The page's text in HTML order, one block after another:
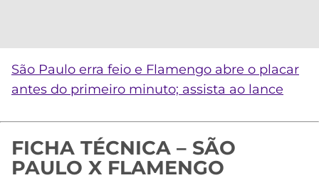
São Paulo erra feio e Flamengo abre o placar
antes do primeiro minuto; assista ao lance
FICHA TÉCNICA – SÃO
PAULO X FLAMENGO